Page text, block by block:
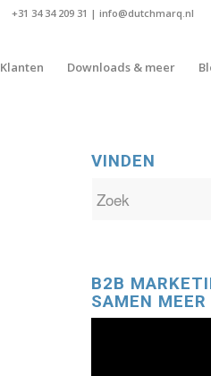
+31 34 34 209 31 | info@dutchmarq.nl
Klanten Downloads & meer
VINDEN
B2B
SAMEN